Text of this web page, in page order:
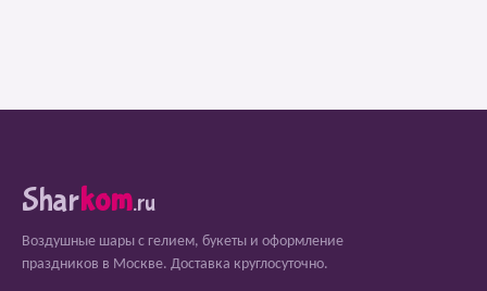
Sharkom.ru
Воздушные шары с гелием, букеты и оформление
праздников в Москве. Доставка круглосуточно.